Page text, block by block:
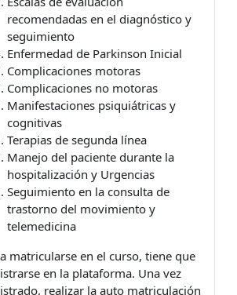
recomendadas en el diagnóstico y
seguimiento
Enfermedad de Parkinson Inicial
Complicaciones motoras
Complicaciones no motoras
Manifestaciones psiquiátricas y
cognitivas
Terapias de segunda línea
Manejo del paciente durante la
hospitalización y Urgencias
Seguimiento en la consulta de
trastorno del movimiento y
telemedicina
matricularse en el curso, tiene que
en la plataforma. Una vez
realizar la auto matriculación